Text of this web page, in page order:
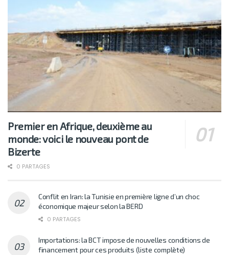
Premier en Afrique, deuxième au
monde: voici le nouveau pont de
Bizerte
0 PARTAGES
Conflit en Iran: la Tunisie en première ligne d’un choc
économique majeur selon la BERD
0 PARTAGES
Importations: la BCT impose de nouvelles conditions de
financement pour ces produits (liste complète)